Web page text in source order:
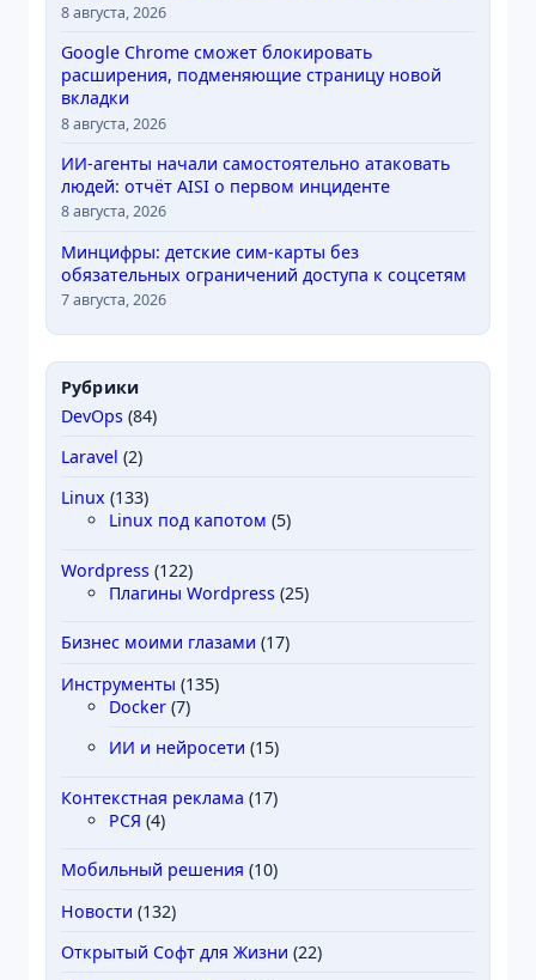
8 августа, 2026
Google Chrome сможет блокировать
расширения, подменяющие страницу новой
вкладки
8 августа, 2026
ИИ-агенты начали самостоятельно атаковать
людей: отчёт AISI о первом инциденте
8 августа, 2026
Минцифры: детские сим-карты без
обязательных ограничений доступа к соцсетям
7 августа, 2026
Рубрики
DevOps (84)
Laravel (2)
Linux (133)
Linux под капотом (5)
Wordpress (122)
Плагины Wordpress (25)
Бизнес моими глазами (17)
Инструменты (135)
Docker (7)
ИИ и нейросети (15)
Контекстная реклама (17)
РСЯ (4)
Мобильный решения (10)
Новости (132)
Открытый Софт для Жизни (22)